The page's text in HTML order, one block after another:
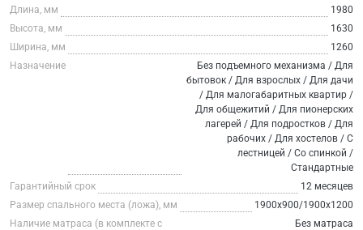
Длина, мм
1980
Высота, мм
1630
Ширина, мм
1260
Назначение
Без подъемного механизма / Для
бытовок / Для взрослых / Для дачи
/ Для малогабаритных квартир /
Для общежитий / Для пионерских
лагерей / Для подростков / Для
рабочих / Для хостелов / С
лестницей / Со спинкой /
Стандартные
Гарантийный срок
12 месяцев
Размер спального места (ложа), мм
1900х900/1900х1200
Наличие матраса (в комплекте с
Без матраса